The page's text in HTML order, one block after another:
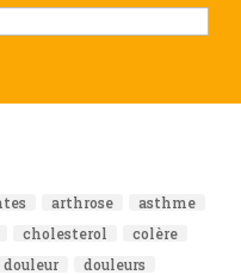
arthrose
asthme
cholesterol
colère
douleur
douleurs